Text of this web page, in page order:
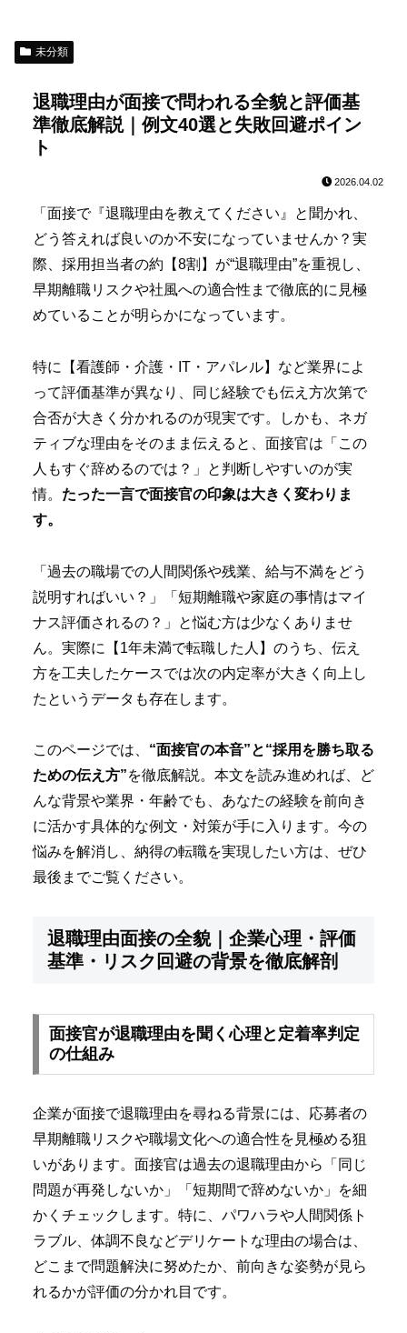
未分類
退職理由が面接で問われる全貌と評価基
準徹底解説｜例文40選と失敗回避ポイン
ト
2026.04.02
「面接で『退職理由を教えてください』と聞かれ、
どう答えれば良いのか不安になっていませんか？実
際、採用担当者の約【8割】が“退職理由”を重視し、
早期離職リスクや社風への適合性まで徹底的に見極
めていることが明らかになっています。
特に【看護師・介護・IT・アパレル】など業界によ
って評価基準が異なり、同じ経験でも伝え方次第で
合否が大きく分かれるのが現実です。しかも、ネガ
ティブな理由をそのまま伝えると、面接官は「この
人もすぐ辞めるのでは？」と判断しやすいのが実
情。 たった一言で面接官の印象は大きく変わりま
す。
「過去の職場での人間関係や残業、給与不満をどう
説明すればいい？」「短期離職や家庭の事情はマイ
ナス評価されるの？」と悩む方は少なくありませ
ん。実際に【1年未満で転職した人】のうち、伝え
方を工夫したケースでは次の内定率が大きく向上し
たというデータも存在します。
このページでは、 “面接官の本音”と“採用を勝ち取る
ための伝え方”を徹底解説。本文を読み進めれば、ど
んな背景や業界・年齢でも、あなたの経験を前向き
に活かす具体的な例文・対策が手に入ります。今の
悩みを解消し、納得の転職を実現したい方は、ぜひ
最後までご覧ください。
退職理由面接の全貌｜企業心理・評価
基準・リスク回避の背景を徹底解剖
面接官が退職理由を聞く心理と定着率判定
の仕組み
企業が面接で退職理由を尋ねる背景には、応募者の
早期離職リスクや職場文化への適合性を見極める狙
いがあります。面接官は過去の退職理由から「同じ
問題が再発しないか」「短期間で辞めないか」を細
かくチェックします。特に、パワハラや人間関係ト
ラブル、体調不良などデリケートな理由の場合は、
どこまで問題解決に努めたか、前向きな姿勢が見ら
れるかが評価の分かれ目です。